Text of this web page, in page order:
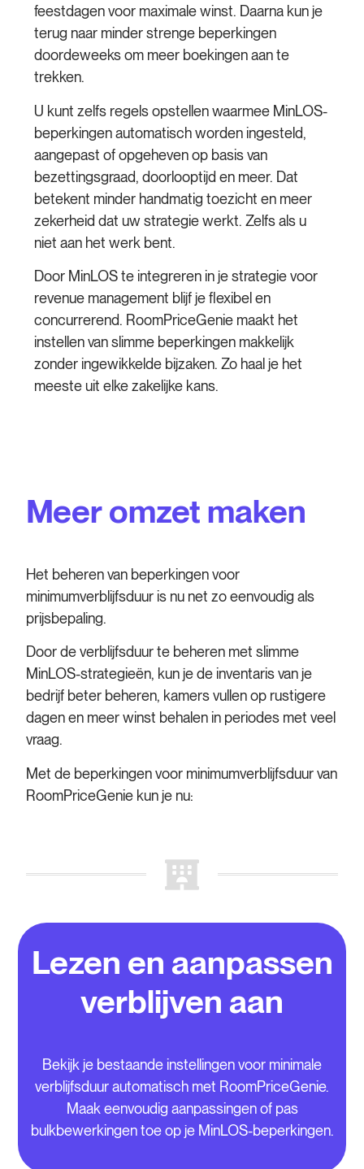
feestdagen voor maximale winst. Daarna kun je
terug naar minder strenge beperkingen
doordeweeks om meer boekingen aan te
trekken.
U kunt zelfs regels opstellen waarmee MinLOS-
beperkingen automatisch worden ingesteld,
aangepast of opgehevenop basis van
bezettingsgraad, doorlooptijd en meer. Dat
betekent minder handmatig toezicht en meer
zekerheid dat uw strategie werkt. Zelfs als u
niet aan het werk bent.
Door MinLOS te integreren in je strategie voor
revenue management blijf je flexibel en
concurrerend. RoomPriceGenie maakt het
instellen van slimme beperkingen makkelijk
zonder ingewikkelde bijzaken. Zo haal je het
meeste uit elke zakelijke kans.
Meer omzet maken
Het beheren van beperkingen voor
minimumverblijfsduur is nu net zo eenvoudig als
prijsbepaling.
Door de verblijfsduur te beheren met slimme
MinLOS-strategieën, kun je de inventaris van je
bedrijf beter beheren, kamers vullen op rustigere
dagen en meer winst behalen in periodes met veel
vraag.
Met de beperkingen voor minimumverblijfsduur van
RoomPriceGenie kun je nu:
Lezen en aanpassen
verblijven aan
Bekijk je bestaande instellingen voor minimale
verblijfsduur automatisch met RoomPriceGenie.
Maak eenvoudig aanpassingen of pas
bulkbewerkingen toe op je MinLOS-beperkingen.